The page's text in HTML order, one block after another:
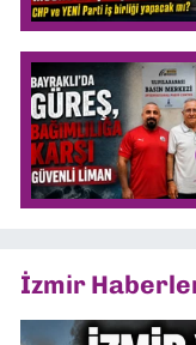
İzmir